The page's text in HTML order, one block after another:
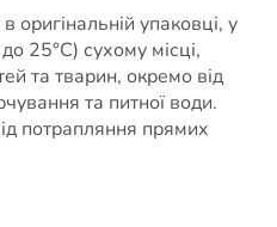
оригінальній упаковці, у
25°C) сухому місці,
та тварин, окремо від
та питної води.
потрапляння прямих